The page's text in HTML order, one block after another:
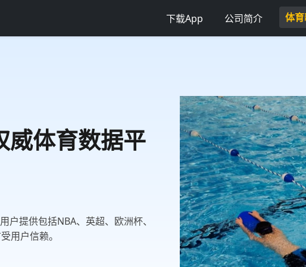
下载App 公司简介 体
威体育数据平
户提供包括NBA、英超、欧洲杯、
用户信赖。